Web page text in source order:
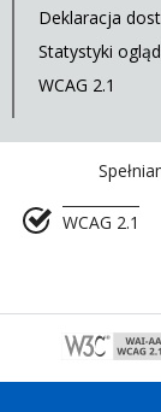
Deklaracja
Statystyki
WCAG 2.1
WCAG 2.1